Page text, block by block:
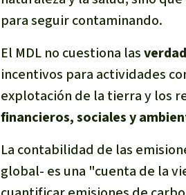
para seguir contaminando.
El MDL no cuestiona las
incentivos para actividades
explotación de la tierra y los
financieros, sociales y
La contabilidad de las
global- es una "cuenta de la